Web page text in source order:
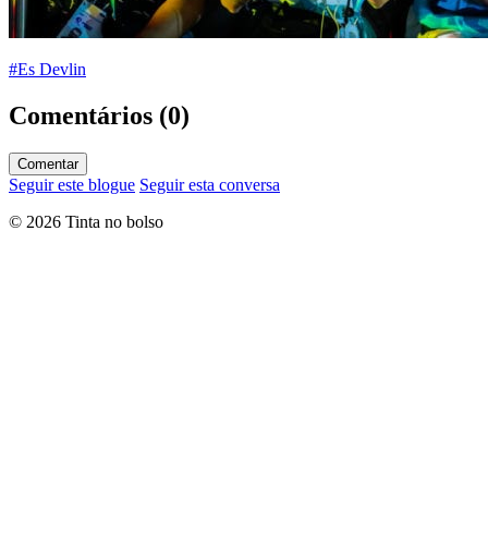
#Es Devlin
Comentários (0)
Comentar
Seguir este blogue Seguir esta conversa
© 2026 Tinta no bolso